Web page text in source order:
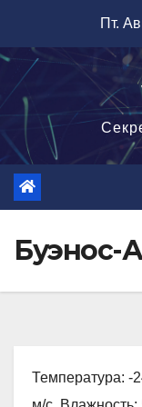
содержимому
Пт.
Буэнос-
Температура: -